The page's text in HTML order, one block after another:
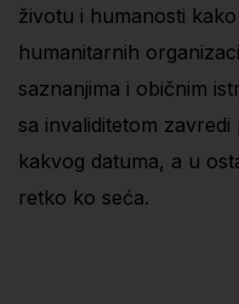
životu i humanosti
humanitarnih
saznanjima i običnim
sa invaliditetom
kakvog datuma, a u
retko ko seća.